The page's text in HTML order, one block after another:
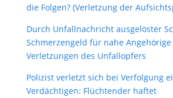
die Folgen? (Verletzung der
Durch Unfallnachricht ausgelöster
Schmerzengeld für nahe
Verletzungen des Unfallopfers
Polizist verletzt sich bei Verfolgung
Verdächtigen: Flüchtender haftet